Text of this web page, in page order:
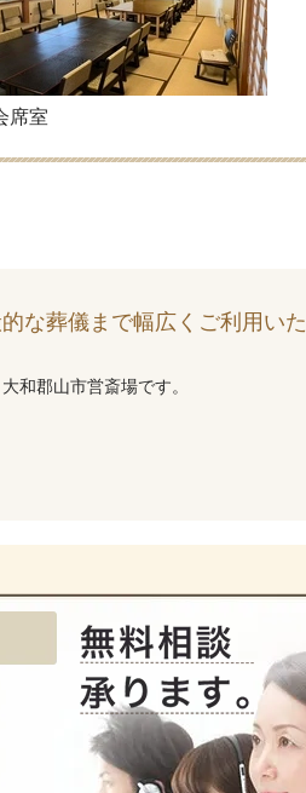
席室
な葬儀まで幅広くご利用いた
和郡山市営斎場です。